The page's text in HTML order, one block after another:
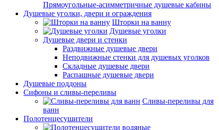
Прямоугольные-асимметричные душевые кабины
Душевые уголки, двери и ограждения
Шторки на ванну
Душевые уголки
Душевые двери и стенки
Раздвижные душевые двери
Неподвижные стенки для душевых уголков
Складные душевые двери
Распашные душевые двери
Душевые поддоны
Сифоны и сливы-переливы
Сливы-переливы для
ванн
Полотенцесушители